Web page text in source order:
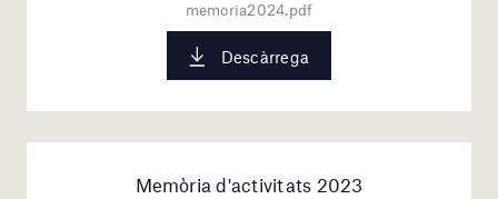
memoria2024.pdf
Descàrrega
Memòria d'activitats 2023